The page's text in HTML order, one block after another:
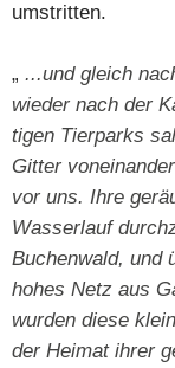
umstritten.
„ ...und gleich
wieder nach der
tigen Tierparks
Gitter
vor uns. Ihre
Wasserlauf
Buchenwald, und
hohes Netz aus
wurden diese
der Heimat ihrer